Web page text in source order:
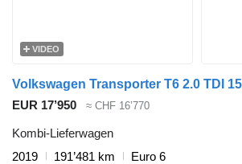
VIDEO
EUR 17’950 ≈ CHF 16’770
Kombi-Lieferwagen
2019
191’481 km
Euro 6